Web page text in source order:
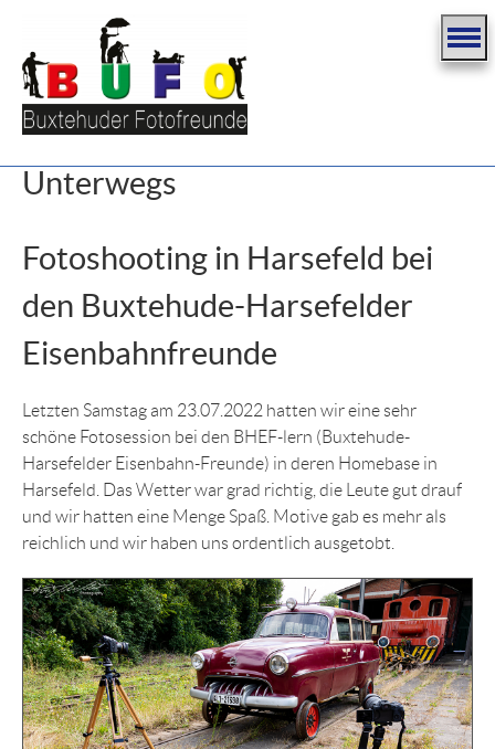
Unterwegs
Fotoshooting in Harsefeld bei
den Buxtehude-Harsefelder
Eisenbahnfreunde
Letzten Samstag am 23.07.2022 hatten wir eine sehr
schöne Fotosession bei den BHEF-lern (Buxtehude-
Harsefelder Eisenbahn-Freunde) in deren Homebase in
Harsefeld. Das Wetter war grad richtig, die Leute gut drauf
und wir hatten eine Menge Spaß. Motive gab es mehr als
reichlich und wir haben uns ordentlich ausgetobt.